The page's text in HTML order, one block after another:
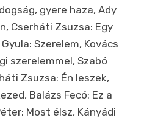
gyere haza, Ady
Cserháti Zsuzsa: Egy
Szerelem, Kovács
szerelemmel, Szabó
Zsuzsa: Én leszek,
Balázs Fecó: Ez a
Most élsz, Kányádi